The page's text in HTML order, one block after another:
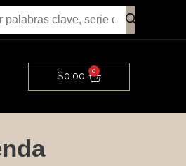
$0.00 0 Cart